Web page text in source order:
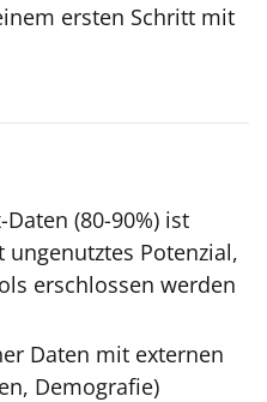
ersten Schritt mit
(80-90%) ist
Potenzial,
erschlossen werden
Daten mit externen
Demografie)